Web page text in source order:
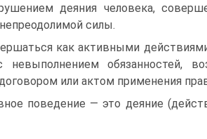
деяния человека,
силы.
как активными
невыполнением обязанностей,
или актом применения
поведение — это деяние